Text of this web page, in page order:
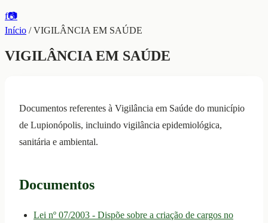
f📷
Início /VIGILÂNCIA EM SAÚDE
VIGILÂNCIA EM SAÚDE
Documentos referentes à Vigilância em Saúde do município
de Lupionópolis, incluindo vigilância epidemiológica,
sanitária e ambiental.
Documentos
Lei nº 07/2003 - Dispõe sobre a criação de cargos no